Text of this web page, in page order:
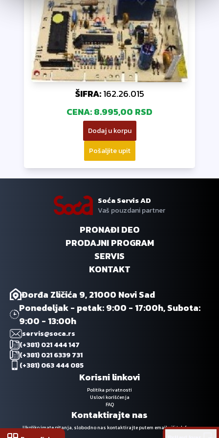
ŠIFRA: 162.26.015
CENA:8.995,00 RSD
Dodaj u korpu
Pošaljite upit
Soća Servis AD
Vaš pouzdani partner
PRONAĐI DEO
PRODAJNI PROGRAM
SERVIS
KONTAKT
Đorđa Zličića 9, 21000 Novi Sad
Ponedeljak - petak: 9:00 - 17:00h, Subota:
9:00 - 13:00h
servis@soca.rs
(+381) 021 444 147
(+381) 021 6339 731
(+381) 063 444 085
Korisni linkovi
Politika privatnosti
Uslovi korišćenja
FAQ
Kontaktirajte nas
Ukoliko imate pitanja, slobodno nas kontaktirajte putem emaila ili telefona.